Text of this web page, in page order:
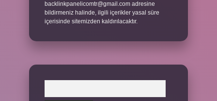
backlinkpanelicomtr@gmail.com adresine
bildirmeniz halinde, ilgili içerikler yasal süre
içerisinde sitemizden kaldırılacaktır.